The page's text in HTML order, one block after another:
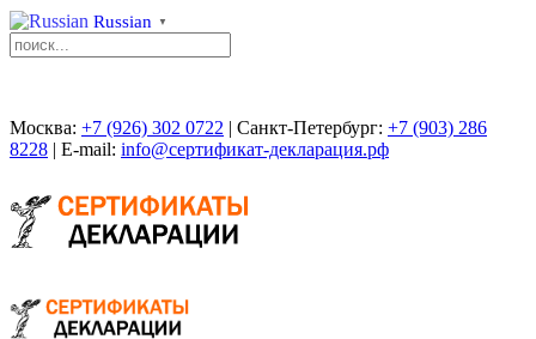
Russian ▼
Москва: +7 (926) 302 0722 | Санкт-Петербург: +7 (903) 286
8228 | E-mail: info@сертификат-декларация.рф